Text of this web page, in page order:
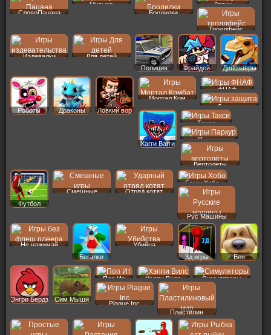
СловоПацана
Музыка
Бродилки
Драки
Троллфейс
Издевалки
Для детей
Полиция
Фрайдей Динозавры
Роботы Драконы Ловкий вор
Мортал Ком
ФНАФ
Защита
Хагги Вагги
Такси
Паркур
Вертолеты
Футбол
Смешные Отряд котят
Бомж Хобо
Рус Машины
Не нажимай
Бегалки
Убийца
3д игры
Бен
Энгри Бердз Сим Мыши
Поп Ит Хэппи Вилс Симуляторы
Plague Inc
Пластилин